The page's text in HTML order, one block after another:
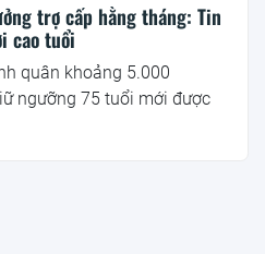
trợ cấp hằng tháng: Tin
cao tuổi
quân khoảng 5.000
ngưỡng 75 tuổi mới được